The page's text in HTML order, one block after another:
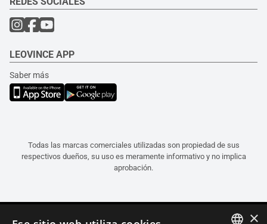
LEOVINCE APP
Saber más
Todas las marcas comerciales utilizadas son propiedad de sus
respectivos dueños, su uso es meramente informativo y no implica
aprobación.
×